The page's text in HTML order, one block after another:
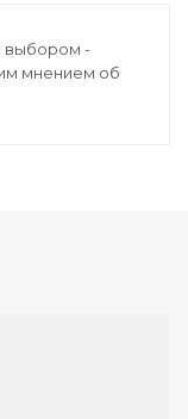
выбором -
мнением об